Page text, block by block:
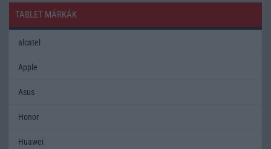
TABLET MÁRKÁK
alcatel
Apple
Asus
Honor
Huawei